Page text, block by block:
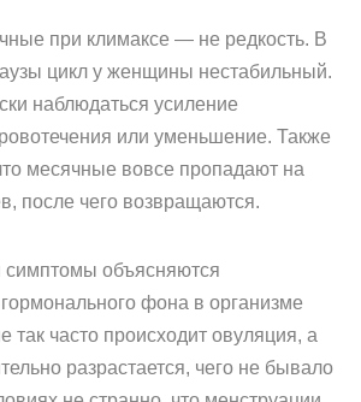
при климаксе — не редкость. В
цикл у женщины нестабильный.
наблюдаться усиление
или уменьшение. Также
месячные вовсе пропадают на
после чего возвращаются.
объясняются
фона в организме
часто происходит овуляция, а
разрастается, чего не бывало